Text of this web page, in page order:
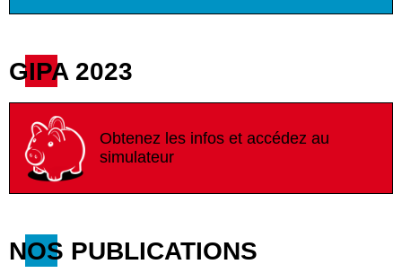
GIPA 2023
Obtenez les infos et accédez au
simulateur
NOS PUBLICATIONS